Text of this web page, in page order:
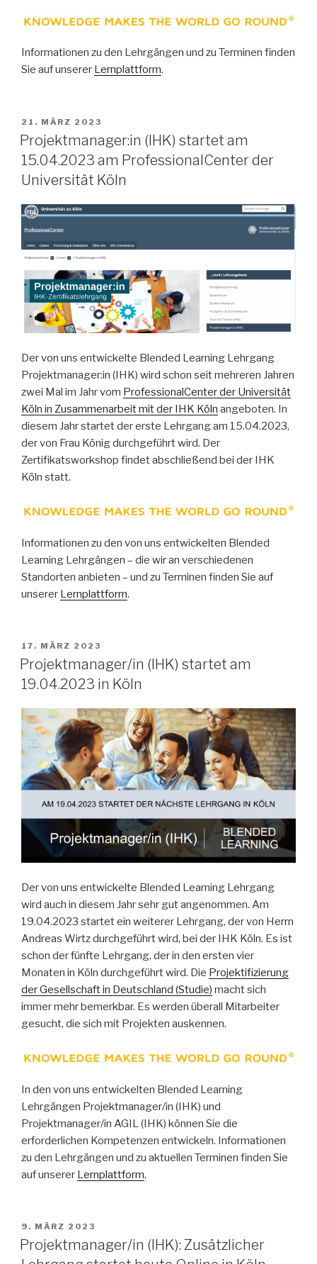
Informationen zu den Lehrgängen und zu Terminen finden
Sie auf unserer Lernplattform.
VERÖFFENTLICHT
AM
21. MÄRZ 2023
Projektmanager:in (IHK) startet am
15.04.2023 am ProfessionalCenter der
Universität Köln
Der von uns entwickelte Blended Learning Lehrgang
Projektmanager:in (IHK) wird schon seit mehreren Jahren
zwei Mal im Jahr vom ProfessionalCenter der Universität
Köln in Zusammenarbeit mit der IHK Köln angeboten. In
diesem Jahr startet der erste Lehrgang am 15.04.2023,
der von Frau König durchgeführt wird. Der
Zertifikatsworkshop findet abschließend bei der IHK
Köln statt.
Informationen zu den von uns entwickelten Blended
Learning Lehrgängen – die wir an verschiedenen
Standorten anbieten – und zu Terminen finden Sie auf
unserer Lernplattform.
VERÖFFENTLICHT
AM
17. MÄRZ 2023
Projektmanager/in (IHK) startet am
19.04.2023 in Köln
Der von uns entwickelte Blended Learning Lehrgang
wird auch in diesem Jahr sehr gut angenommen. Am
19.04.2023 startet ein weiterer Lehrgang, der von Herrn
Andreas Wirtz durchgeführt wird, bei der IHK Köln. Es ist
schon der fünfte Lehrgang, der in den ersten vier
Monaten in Köln durchgeführt wird. Die Projektifizierung
der Gesellschaft in Deutschland (Studie) macht sich
immer mehr bemerkbar. Es werden überall Mitarbeiter
gesucht, die sich mit Projekten auskennen.
In den von uns entwickelten Blended Learning
Lehrgängen Projektmanager/in (IHK) und
Projektmanager/in AGIL (IHK) können Sie die
erforderlichen Kompetenzen entwickeln. Informationen
zu den Lehrgängen und zu aktuellen Terminen finden Sie
auf unserer Lernplattform.
VERÖFFENTLICHT
AM
9. MÄRZ 2023
Projektmanager/in (IHK): Zusätzlicher